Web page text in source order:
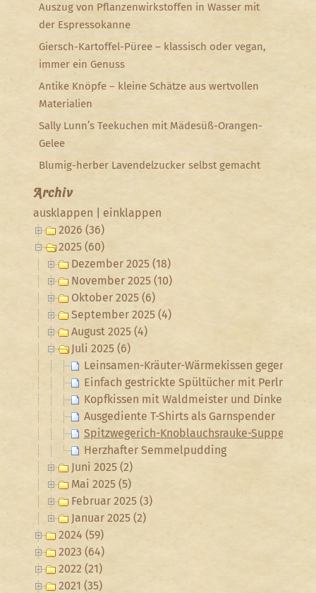
Auszug von Pflanzenwirkstoffen in Wasser mit
der Espressokanne
Giersch-Kartoffel-Püree – klassisch oder vegan,
immer ein Genuss
Antike Knöpfe – kleine Schätze aus wertvollen
Materialien
Sally Lunn’s Teekuchen mit Mädesüß-Orangen-
Gelee
Blumig-herber Lavendelzucker selbst gemacht
Archiv
ausklappen
einklappen
2026 (36)
2025 (60)
Dezember 2025 (18)
November 2025 (10)
Oktober 2025 (6)
September 2025 (4)
August 2025 (4)
Juli 2025 (6)
Leinsamen-Kräuter-Wärmekissen gegen
Einfach gestrickte Spültücher mit Perlmuster
Kopfkissen mit Waldmeister und Dinkelspelz
Ausgediente T-Shirts als Garnspender
Spitzwegerich-Knoblauchsrauke-Suppe
Herzhafter Semmelpudding
Juni 2025 (2)
Mai 2025 (5)
Februar 2025 (3)
Januar 2025 (2)
2024 (59)
2023 (64)
2022 (21)
2021 (35)